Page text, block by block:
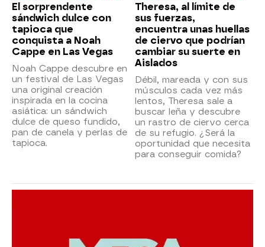
El sorprendente
sándwich dulce con
tapioca que
conquista a Noah
Cappe en Las Vegas
Noah Cappe descubre en
un festival de Las Vegas
una original creación
inspirada en la cocina
asiática: un sándwich
dulce de queso fundido,
pan de canela y perlas de
tapioca.
Theresa, al límite de
sus fuerzas,
encuentra unas huellas
de ciervo que podrían
cambiar su suerte en
Aislados
Débil, mareada y con sus
músculos cada vez más
lentos, Theresa sale a
buscar leña y descubre
un rastro de ciervo cerca
de su refugio. ¿Será la
oportunidad que necesita
para conseguir comida?